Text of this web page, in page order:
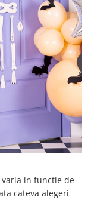
varia in functie de
cateva alegeri